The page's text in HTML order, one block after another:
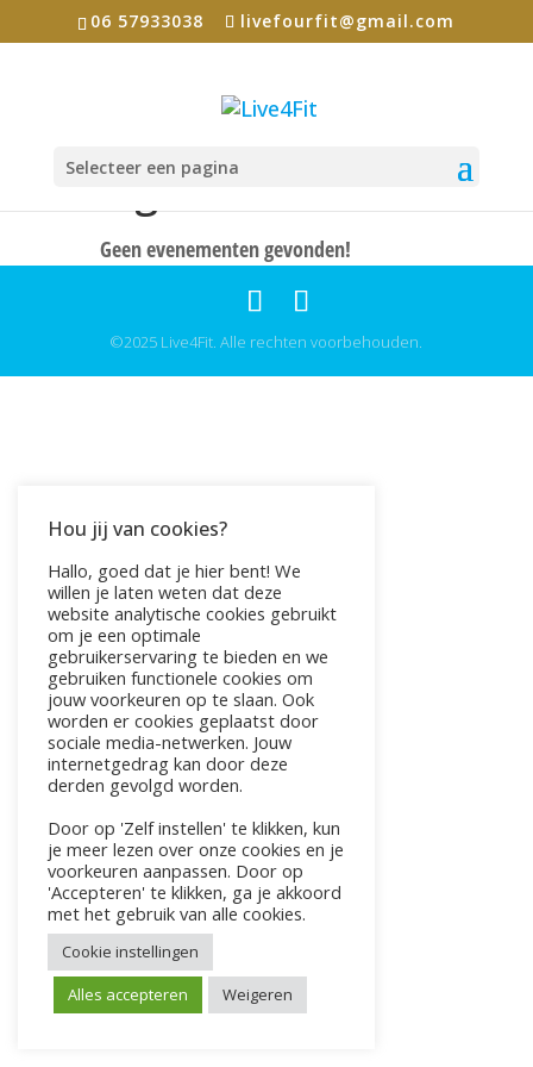
06 57933038 livefourfit@gmail.com
Selecteer een pagina
eigenheid
Geen evenementen gevonden!
©2025 Live4Fit. Alle rechten voorbehouden.
Hou jij van cookies?
Hallo, goed dat je hier bent! We
willen je laten weten dat deze
website analytische cookies gebruikt
om je een optimale
gebruikerservaring te bieden en we
gebruiken functionele cookies om
jouw voorkeuren op te slaan. Ook
worden er cookies geplaatst door
sociale media-netwerken. Jouw
internetgedrag kan door deze
derden gevolgd worden.
Door op 'Zelf instellen' te klikken, kun
je meer lezen over onze cookies en je
voorkeuren aanpassen. Door op
'Accepteren' te klikken, ga je akkoord
met het gebruik van alle cookies.
Cookie instellingen
Alles accepteren
Weigeren